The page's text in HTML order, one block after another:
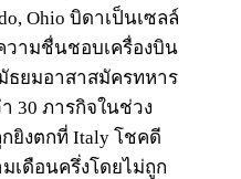
Ohio บิดาเป็นเซลล์
วามชื่นชอบเครื่องบิน
ธยมอาสาสมัครทหาร
30 ภารกิจในช่วง
ยิงตกที่ Italy โชคดี
เดือนครึ่งโดยไม่ถูก